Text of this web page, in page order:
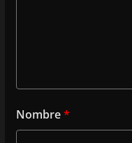
Nombre*